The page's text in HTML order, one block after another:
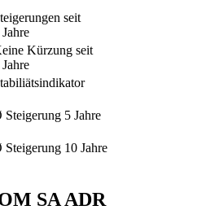
seit
Kürzung seit
Steigerung 5 Jahre
Steigerung 10 Jahre
SA ADR